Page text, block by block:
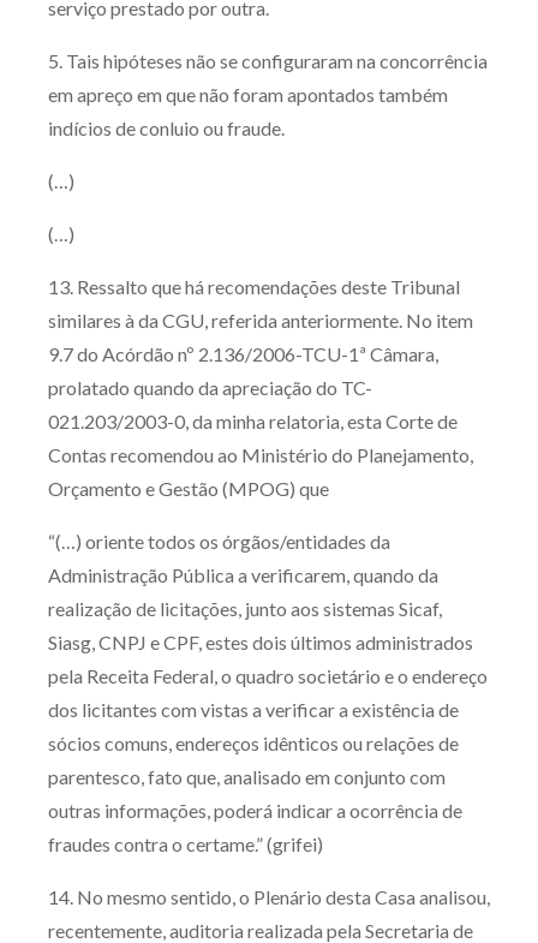
serviço prestado por outra.
5. Tais hipóteses não se configuraram na concorrência
em apreço em que não foram apontados também
indícios de conluio ou fraude.
(…)
(…)
13. Ressalto que há recomendações deste Tribunal
similares à da CGU, referida anteriormente. No item
9.7 do Acórdão nº 2.136/2006-TCU-1ª Câmara,
prolatado quando da apreciação do TC-
021.203/2003-0, da minha relatoria, esta Corte de
Contas recomendou ao Ministério do Planejamento,
Orçamento e Gestão (MPOG) que
“(…) oriente todos os órgãos/entidades da
Administração Pública a verificarem, quando da
realização de licitações, junto aos sistemas Sicaf,
Siasg, CNPJ e CPF, estes dois últimos administrados
pela Receita Federal, o quadro societário e o endereço
dos licitantes com vistas a verificar a existência de
sócios comuns, endereços idênticos ou relações de
parentesco, fato que, analisado em conjunto com
outras informações, poderá indicar a ocorrência de
fraudes contra o certame.” (grifei)
14. No mesmo sentido, o Plenário desta Casa analisou,
recentemente, auditoria realizada pela Secretaria de